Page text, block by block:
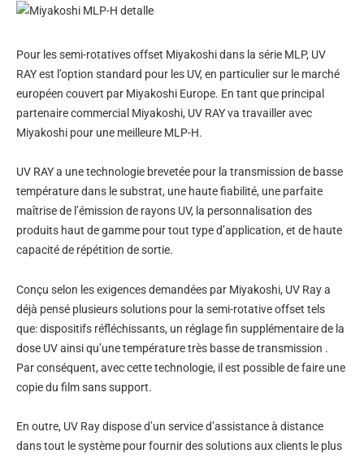
Pour les semi-rotatives offset Miyakoshi dans la série MLP, UV
RAY est l’option standard pour les UV, en particulier sur le marché
européen couvert par Miyakoshi Europe. En tant que principal
partenaire commercial Miyakoshi, UV RAY va travailler avec
Miyakoshi pour une meilleure MLP-H.
UV RAY a une technologie brevetée pour la transmission de basse
température dans le substrat, une haute fiabilité, une parfaite
maîtrise de l’émission de rayons UV, la personnalisation des
produits haut de gamme pour tout type d’application, et de haute
capacité de répétition de sortie.
Conçu selon les exigences demandées par Miyakoshi, UV Ray a
déjà pensé plusieurs solutions pour la semi-rotative offset tels
que: dispositifs réfléchissants, un réglage fin supplémentaire de la
dose UV ainsi qu’une température très basse de transmission .
Par conséquent, avec cette technologie, il est possible de faire une
copie du film sans support.
En outre, UV Ray dispose d’un service d’assistance à distance
dans tout le système pour fournir des solutions aux clients le plus